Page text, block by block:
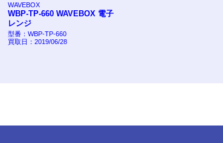
WAVEBOX
WBP-TP-660 WAVEBOX 電子
レンジ
型番：WBP-TP-660
買取日：2019/06/28